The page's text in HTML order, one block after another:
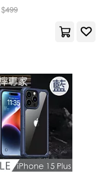
(1)
$499